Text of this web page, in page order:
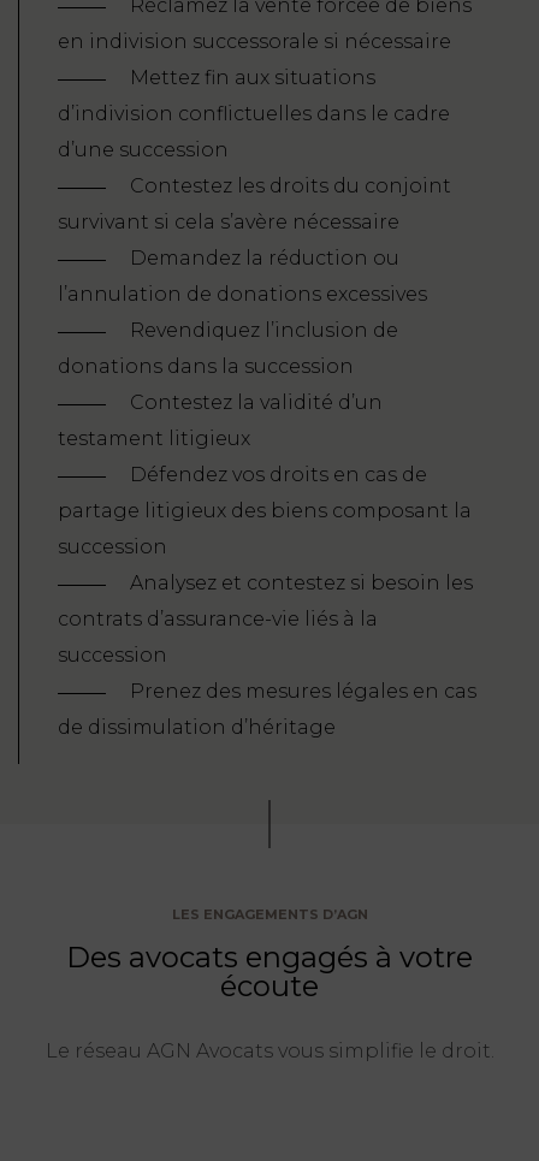
Réclamez la vente forcée de biens
en indivision successorale si nécessaire
Mettez fin aux situations
d’indivision conflictuelles dans le cadre
d’une succession
Contestez les droits du conjoint
survivant si cela s’avère nécessaire
Demandez la réduction ou
l’annulation de donations excessives
Revendiquez l’inclusion de
donations dans la succession
Contestez la validité d’un
testament litigieux
Défendez vos droits en cas de
partage litigieux des biens composant la
succession
Analysez et contestez si besoin les
contrats d’assurance-vie liés à la
succession
Prenez des mesures légales en cas
de dissimulation d’héritage
LES ENGAGEMENTS D’AGN
Des avocats engagés à votre
écoute
Le réseau AGN Avocats vous simplifie le droit.